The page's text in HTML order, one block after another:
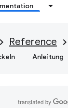
Reference
Anleitung